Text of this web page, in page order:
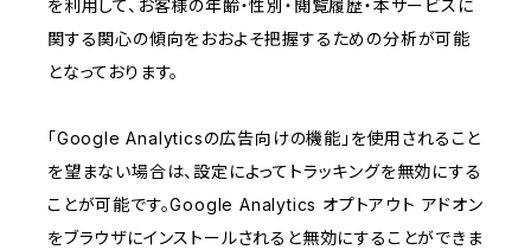
を利用して、お客様の年齢・性別・閲覧履歴・本サービスに
関する関心の傾向をおおよそ把握するための分析が可能
となっております。
「Google Analyticsの広告向けの機能」を使用されること
を望まない場合は、設定によってトラッキングを無効にする
ことが可能です。Google Analytics オプトアウト アドオン
をブラウザにインストールされると無効にすることができま